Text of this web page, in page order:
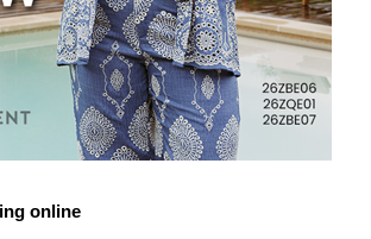
online